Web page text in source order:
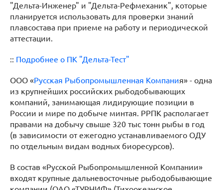
"Дельта-Инженер" и "Дельта-Рефмеханик", которые
планируется использовать для проверки знаний
плавсостава при приеме на работу и периодической
аттестации.
:: Подробнее о ПК "Дельта-Тест"
ООО «Русская Рыбопромышленная Компания» - одна
из крупнейших российских рыбодобывающих
компаний, занимающая лидирующие позиции в
России и мире по добыче минтая. РРПК располагает
правами на добычу свыше 320 тыс тонн рыбы в год
(в зависимости от ежегодно устанавливаемого ОДУ
по отдельным видам водных биоресурсов).
В состав «Русской Рыбопромышленной Компании»
входят крупные дальневосточные рыбодобывающие